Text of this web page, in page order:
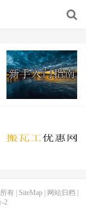
有 | SiteMap| 网站归档
-2